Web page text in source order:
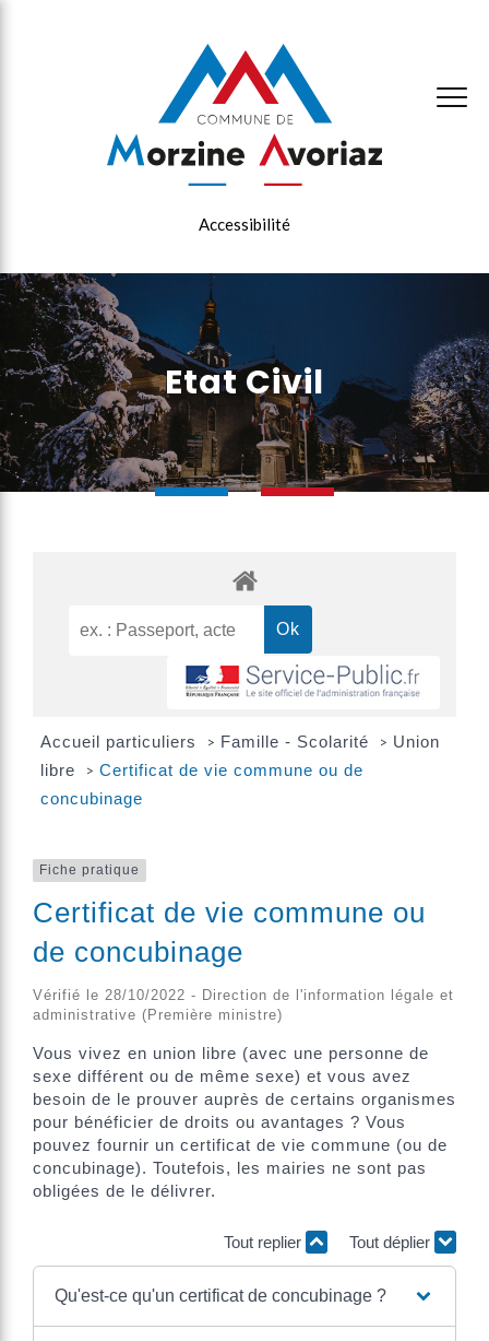
Accessibilité
Etat Civil
Accueil particuliers > Famille - Scolarité > Union
libre
> Certificat de vie commune ou de
concubinage
Fiche pratique
Certificat de vie commune ou
de concubinage
Vérifié le 28/10/2022 - Direction de l'information légale et
administrative (Première ministre)
Vous vivez en union libre (avec une personne de
sexe différent ou de même sexe) et vous avez
besoin de le prouver auprès de certains organismes
pour bénéficier de droits ou avantages ? Vous
pouvez fournir un certificat de vie commune (ou de
concubinage). Toutefois, les mairies ne sont pas
obligées de le délivrer.
Tout replier Tout déplier
Qu'est-ce qu'un certificat de concubinage ?